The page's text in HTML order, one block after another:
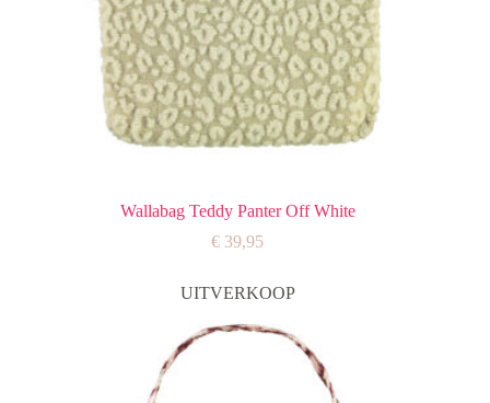
Wallabag Teddy Panter Off White
€ 39,95
UITVERKOOP